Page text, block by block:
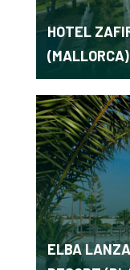
HOTEL
(MALLORCA)
ELBA